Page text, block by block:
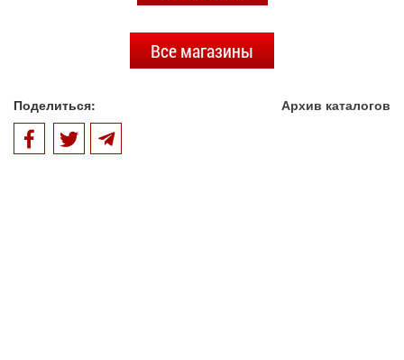
Все магазины
Поделиться: Архив каталогов